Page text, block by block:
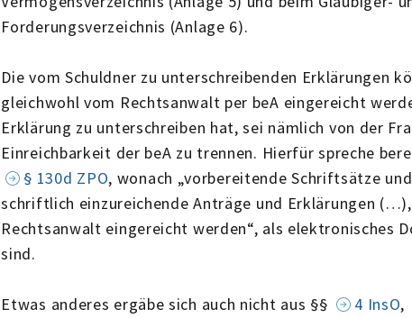
Forderungsverzeichnis (Anlage 6).
Die vom Schuldner zu unterschreibenden Erklärungen
gleichwohl vom Rechtsanwalt per beA eingereicht
Erklärung zu unterschreiben hat, sei nämlich von der
Einreichbarkeit der beA zu trennen. Hierfür spreche
§ 130d ZPO, wonach „vorbereitende Schriftsätze
schriftlich einzureichende Anträge und Erklärungen
Rechtsanwalt eingereicht werden“, als elektronisches
sind.
Etwas anderes ergäbe sich auch nicht aus §§ 4 InsO,